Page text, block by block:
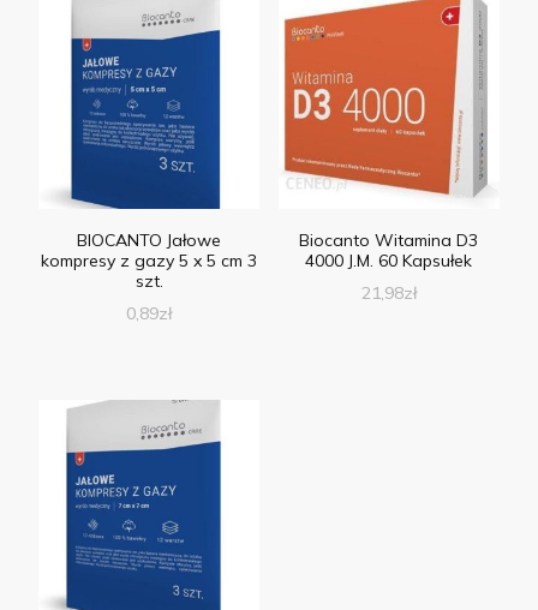
BIOCANTO Jałowe
kompresy z gazy 5 x 5 cm 3
szt.
0,89zł
Biocanto Witamina D3
4000 J.M. 60 Kapsułek
21,98zł